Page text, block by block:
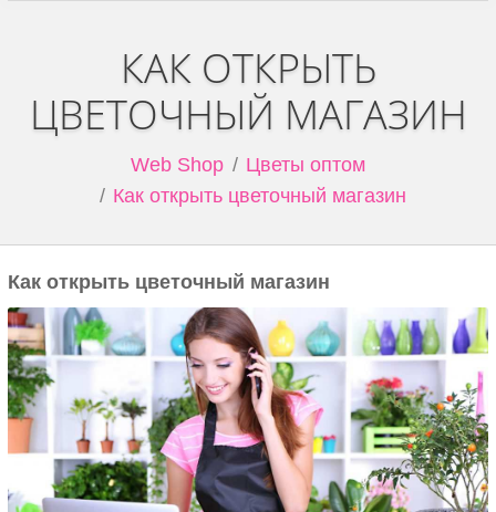
КАК ОТКРЫТЬ
ЦВЕТОЧНЫЙ МАГАЗИН
Web Shop
Цветы оптом
Как открыть цветочный магазин
Как открыть цветочный магазин